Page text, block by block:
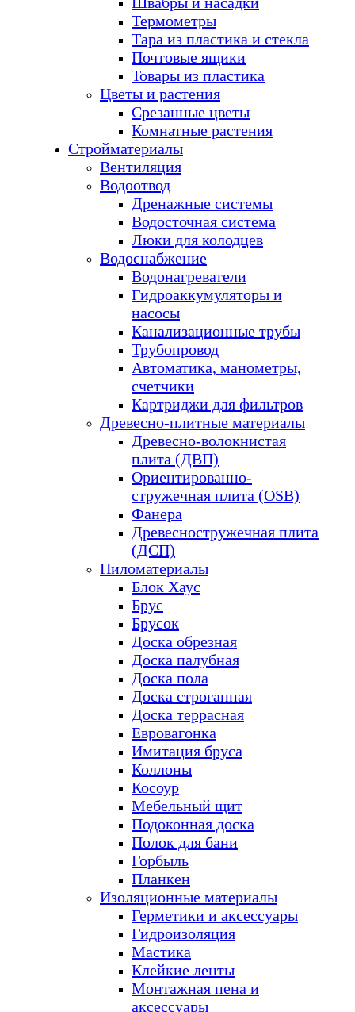
Термометры
Тара из пластика и стекла
Почтовые ящики
Товары из пластика
Цветы и растения
Срезанные цветы
Комнатные растения
Стройматериалы
Вентиляция
Водоотвод
Дренажные системы
Водосточная система
Люки для колодцев
Водоснабжение
Водонагреватели
Гидроаккумуляторы и
насосы
Канализационные трубы
Трубопровод
Автоматика, манометры,
счетчики
Картриджи для фильтров
Древесно-плитные материалы
Древесно-волокнистая
плита (ДВП)
Ориентированно-
стружечная плита (OSB)
Фанера
Древесностружечная плита
(ДСП)
Пиломатериалы
Блок Хаус
Брус
Брусок
Доска обрезная
Доска палубная
Доска пола
Доска строганная
Доска террасная
Евровагонка
Имитация бруса
Коллоны
Косоур
Мебельный щит
Подоконная доска
Полок для бани
Горбыль
Планкен
Изоляционные материалы
Герметики и аксессуары
Гидроизоляция
Мастика
Клейкие ленты
Монтажная пена и
аксессуары